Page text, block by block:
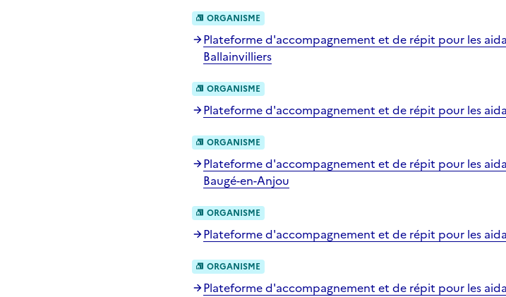
ORGANISME
Plateforme d'accompagnement et de répit pour les
Ballainvilliers
ORGANISME
Plateforme d'accompagnement et de répit pour les
ORGANISME
Plateforme d'accompagnement et de répit pour les
Baugé-en-Anjou
ORGANISME
Plateforme d'accompagnement et de répit pour les
ORGANISME
Plateforme d'accompagnement et de répit pour les